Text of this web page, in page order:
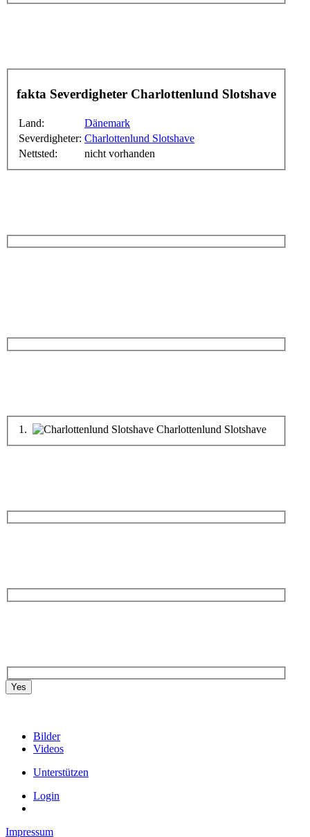
fakta Severdigheter Charlottenlund Slotshave
Land:
Dänemark
Severdigheter: Charlottenlund Slotshave
Nettsted:
nicht vorhanden
1. Charlottenlund Slotshave
Yes
Bilder
Videos
Unterstützen
Login
Impressum